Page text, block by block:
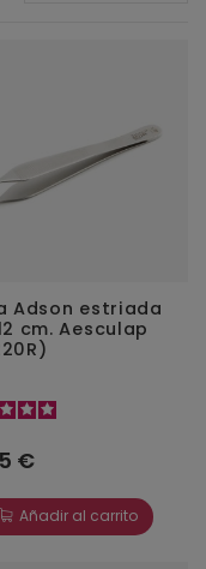
Adson estriada
cm. Aesculap
€
Añadir al carrito